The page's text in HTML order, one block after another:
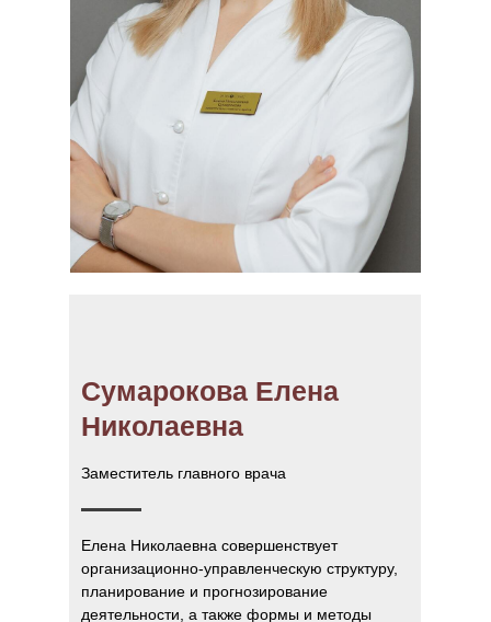
Сумарокова Елена
Николаевна
Заместитель главного врача
Елена Николаевна совершенствует
организационно-управленческую структуру,
планирование и прогнозирование
деятельности, а также формы и методы